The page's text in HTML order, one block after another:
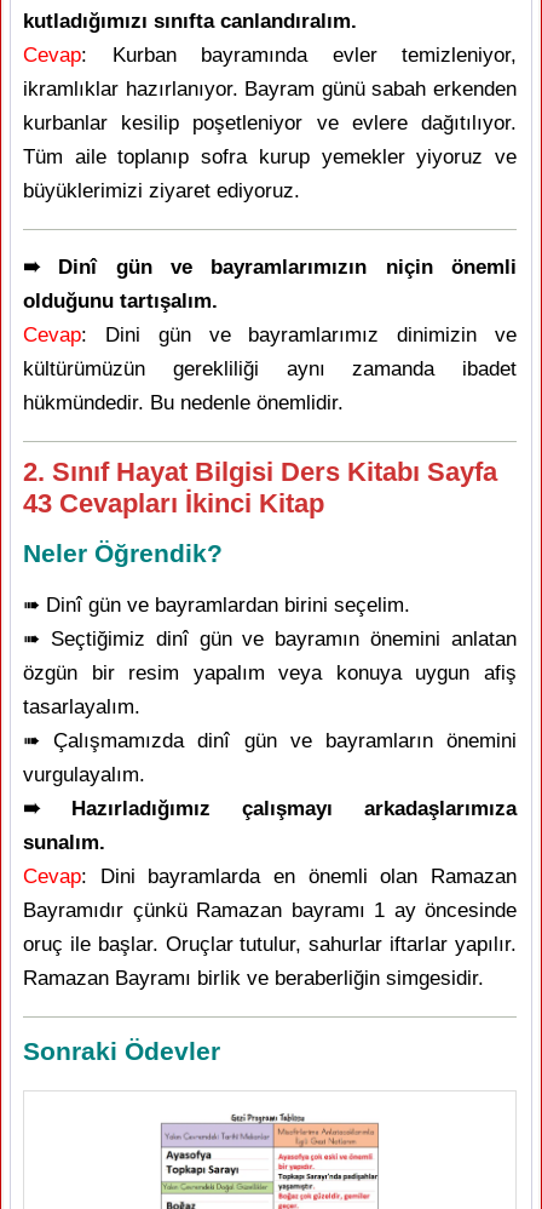
kutladığımızı sınıfta canlandıralım.
Cevap: Kurban bayramında evler temizleniyor,
ikramlıklar hazırlanıyor. Bayram günü sabah erkenden
kurbanlar kesilip poşetleniyor ve evlere dağıtılıyor.
Tüm aile toplanıp sofra kurup yemekler yiyoruz ve
büyüklerimizi ziyaret ediyoruz.
➠ Dinî gün ve bayramlarımızın niçin önemli
olduğunu tartışalım.
Cevap: Dini gün ve bayramlarımız dinimizin ve
kültürümüzün gerekliliği aynı zamanda ibadet
hükmündedir. Bu nedenle önemlidir.
2. Sınıf Hayat Bilgisi Ders Kitabı Sayfa
43 Cevapları İkinci Kitap
Neler Öğrendik?
➠ Dinî gün ve bayramlardan birini seçelim.
➠ Seçtiğimiz dinî gün ve bayramın önemini anlatan
özgün bir resim yapalım veya konuya uygun afiş
tasarlayalım.
➠ Çalışmamızda dinî gün ve bayramların önemini
vurgulayalım.
➠ Hazırladığımız çalışmayı arkadaşlarımıza
sunalım.
Cevap: Dini bayramlarda en önemli olan Ramazan
Bayramıdır çünkü Ramazan bayramı 1 ay öncesinde
oruç ile başlar. Oruçlar tutulur, sahurlar iftarlar yapılır.
Ramazan Bayramı birlik ve beraberliğin simgesidir.
Sonraki Ödevler